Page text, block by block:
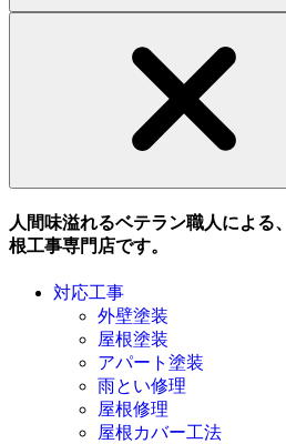
人間味溢れるベテラン職人による
根工事専門店です。
対応工事
外壁塗装
屋根塗装
アパート塗装
雨とい修理
屋根修理
屋根カバー工法